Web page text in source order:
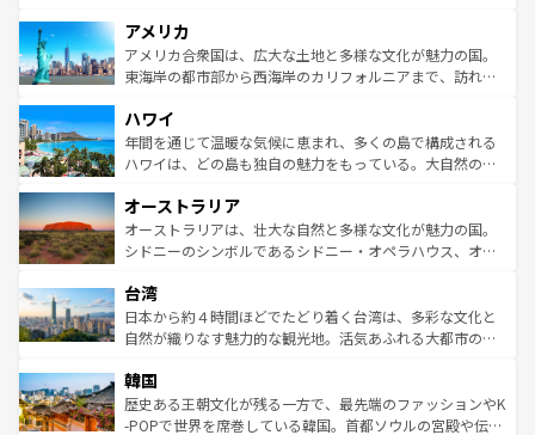
ンツ一覧を参照してほしい。
の建物がそのまま残る町や、スイスならではのユニークな
博物館もあり、アルプス観光だけでなく町歩きも満喫する
ことができる。国民の所得が高いため物価も高いが、旅行
ば市内交通費無料で観光を楽しむこともできる。 なお、新
着のスイス情報はコンテンツ一覧 を参照してほしい。
アメリカ
アメリカ合衆国は、広大な土地と多様な文化が魅力の国。
東海岸の都市部から西海岸のカリフォルニアまで、訪れる
のような巨大都市は、観光、ショッピング、エンターテイ
ンメントが詰まった刺激的なスポットだ。一方、アメリカ
西部には大自然が広がり、グランドキャニオンやイエロー
部のニューオーリンズでは、音楽と美食が融合した独特の
文化が魅力。旅行者はアメリカの各地域で異なる魅力を楽
しみながら、その多様性と豊かな歴史を感じることができ
ならではの贅沢な旅のスタイルだ。 なお、新着のアメリカ
情報はコンテンツ一覧を参照してほしい。
ハワイ
年間を通じて温暖な気候に恵まれ、多くの島で構成される
ハワイは、どの島も独自の魅力をもっている。大自然の神
ワイ島は見逃せない。また、定番の観光地といえばオアフ
島だが、静かな自然を求めるならマウイ島やカウアイ島が
おすすめ。エメラルドグリーンに輝く海をはじめ、豊かな
れるおもてなしの心で訪れる人々を迎えてくれるハワイの
人々、おいしいローカルフードやハワイアンミュージッ
ク、伝統的なフラダンスなど、すべてがハワイの魅力を彩
ワイを、存分に味わってほしい。 なお、新着のハワイ情報
はコンテンツ一覧を参照してほしい。
オーストラリア
オーストラリアは、壮大な自然と多様な文化が魅力の国。
シドニーのシンボルであるシドニー・オペラハウス、オー
リアリーフや大陸中央部にそびえるウルル（エアーズロッ
ク）、タスマニアの美しい原生林やケアンズの熱帯雨林な
ど、見どころがたくさん。また、カフェやワイン、オージ
いる。アクティビティも充実しており、サーフィンやダイ
ビング、ハイキングなど、アウトドア好きにはたまらな
い。オーストラリアの多彩な魅力を存分に味わいつくそ
台湾
日本から約４時間ほどでたどり着く台湾は、多彩な文化と
自然が織りなす魅力的な観光地。活気あふれる大都市の台
ン）、静ひつな山岳地帯である台湾東部など、都市の喧騒
と山間の静けさが共存しており、訪れる人に新しい発見と
驚きをもたらしてくれる。また、奥深い台湾の食文化も魅
韓国
歴史ある王朝文化が残る一方で、最先端のファッションやK
-POPで世界を席巻している韓国。首都ソウルの宮殿や伝統